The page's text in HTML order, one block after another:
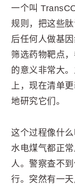
一个叫
规则，把这些
后任何人做基
筛选药物靶点
的意义非常大
上，现在清单
地研究它们。
这个过程像什
水电煤气都正
人。警察查不
行。突然有一